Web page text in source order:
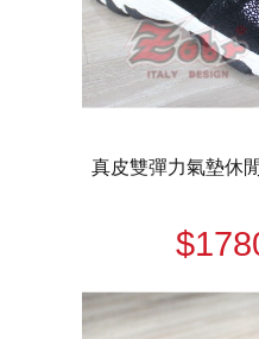
真皮雙彈力氣墊休